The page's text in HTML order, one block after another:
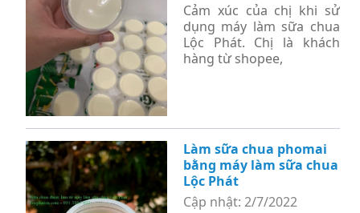
Cảm xúc của chị khi sử
dụng máy làm sữa chua
Lộc Phát. Chị là khách
hàng từ shopee,
Làm sữa chua phomai
bằng máy làm sữa chua
Lộc Phát
Cập nhật: 2/7/2022